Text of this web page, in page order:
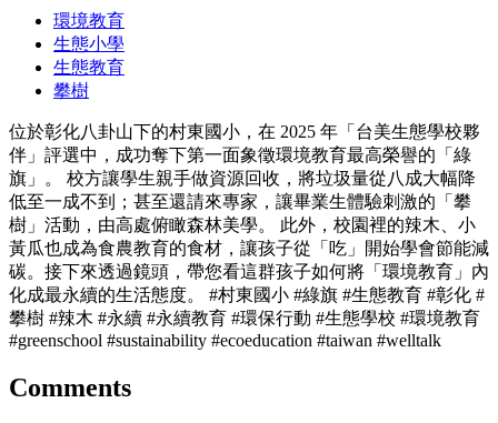
環境教育
生態小學
生態教育
攀樹
位於彰化八卦山下的村東國小，在 2025 年「台美生態學校夥
伴」評選中，成功奪下第一面象徵環境教育最高榮譽的「綠
旗」。 校方讓學生親手做資源回收，將垃圾量從八成大幅降
低至一成不到；甚至還請來專家，讓畢業生體驗刺激的「攀
樹」活動，由高處俯瞰森林美學。 此外，校園裡的辣木、小
黃瓜也成為食農教育的食材，讓孩子從「吃」開始學會節能減
碳。接下來透過鏡頭，帶您看這群孩子如何將「環境教育」內
化成最永續的生活態度。 #村東國小 #綠旗 #生態教育 #彰化 #
攀樹 #辣木 #永續 #永續教育 #環保行動 #生態學校 #環境教育
#greenschool #sustainability #ecoeducation #taiwan #welltalk
Comments